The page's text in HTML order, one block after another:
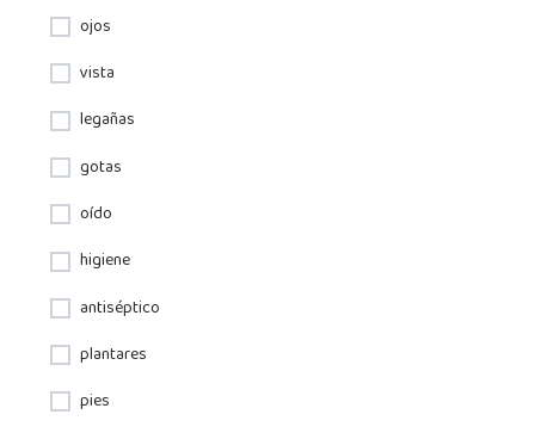
ojos
vista
legañas
gotas
oído
higiene
antiséptico
plantares
pies